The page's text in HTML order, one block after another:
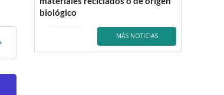
biológico
MÁS NOTICIAS